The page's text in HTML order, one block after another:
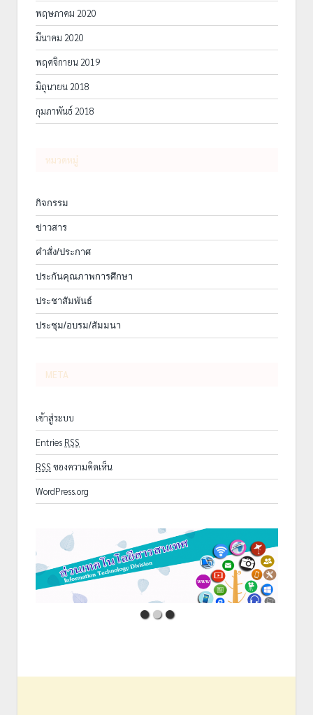
พฤษภาคม 2020
มีนาคม 2020
พฤศจิกายน 2019
มิถุนายน 2018
กุมภาพันธ์ 2018
หมวดหมู่
กิจกรรม
ข่าวสาร
คำสั่ง/ประกาศ
ประกันคุณภาพการศึกษา
ประชาสัมพันธ์
ประชุม/อบรม/สัมมนา
META
เข้าสู่ระบบ
Entries RSS
RSS ของความคิดเห็น
WordPress.org